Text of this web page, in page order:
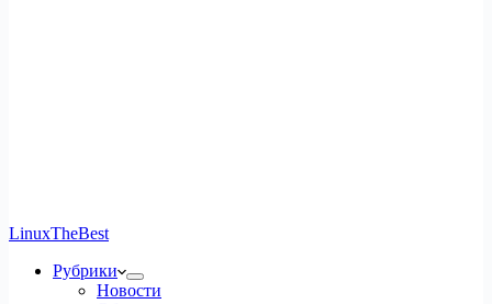
LinuxTheBest
Рубрики
Новости